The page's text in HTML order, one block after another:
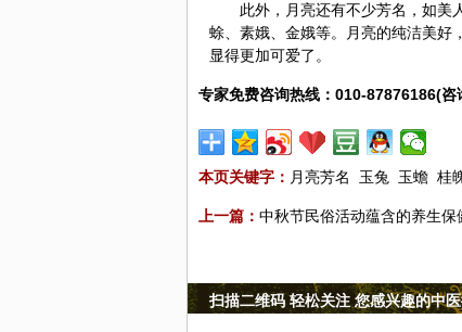
此外，月亮还有不少芳名，如美
蜍、素娥、金娥等。月亮的纯洁美好
显得更加可爱了。
专家免费咨询热线：010-87876186(
本页关键字： 月亮芳名 玉兔 玉蟾 桂
上一篇： 中秋节民俗活动蕴含的养生保
扫描二维码 轻松关注 您感兴趣的中